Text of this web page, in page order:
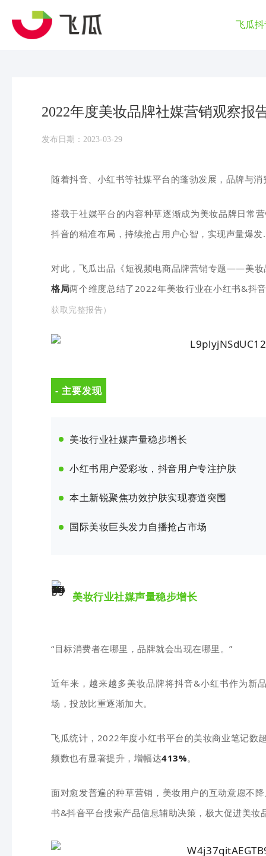
飞瓜抖
2022年度美妆品牌社媒营销观察报
发布日期：2023-03-29
随着抖音、小红书等社媒平台的蓬勃发展，品牌与
搭载于社媒平台的内容种草逐渐成为美妆品牌日常
抖音的精准布局，持续抢占用户心智，实现声量爆
对此，飞瓜出品《短视频电商品牌营销专题——美妆
格局两个维度总结了2022年美妆行业在小红书&抖
获取完整报告）
- 主要发现
美妆行业社媒声量稳步增长
小红书用户爱彩妆，抖音用户专注护肤
本土新锐聚焦功效护肤实现赛道突围
国际美妆巨头发力自播抢占市场
美妆行业社媒声量稳步增长
“目标消费者在哪里，品牌就会出现在哪里。 ”
近年来，越来越多美妆品牌将抖音&小红书作为新
场，投放比重逐渐加大。
飞瓜统计，2022年度小红书平台的美妆商业笔记数
频数也有显著提升，增幅达413%。
面对愈发普遍的种草营销，美妆用户的互动意愿不
书&抖音平台搜索产品信息辅助决策，极大促进美妆